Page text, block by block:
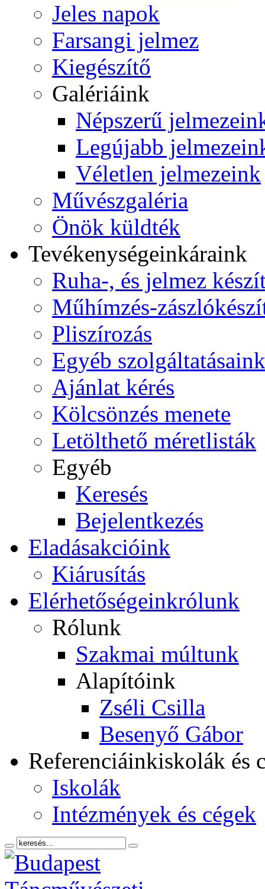
Jeles napok
Farsangi jelmez
Kiegészítő
Galériáink
Népszerű
Legújabb
Véletlen jelmezeink
Művészgaléria
Önök küldték
Tevékenységeinkáraink
Ruha-, és jelmez
Műhímzés-
Pliszírozás
Egyéb szolgáltatásaink
Ajánlat kérés
Kölcsönzés menete
Letölthető méretlisták
Egyéb
Keresés
Bejelentkezés
Eladásakcióink
Kiárusítás
Elérhetőségeinkrólunk
Rólunk
Szakmai múltunk
Alapítóink
Zséli Csilla
Besenyő Gábor
Referenciáinkiskolák és
Iskolák
Intézmények és cégek